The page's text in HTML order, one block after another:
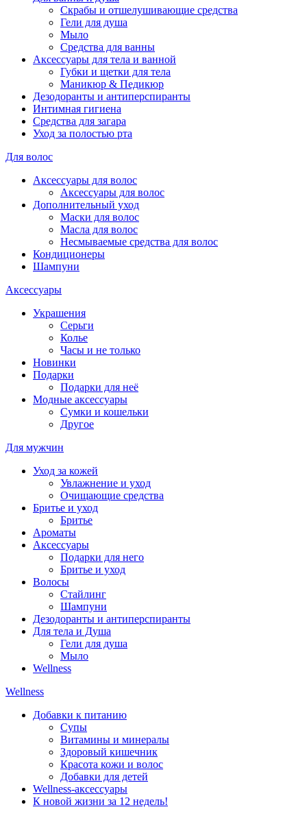
Скрабы и отшелушивающие средства
Гели для душа
Мыло
Средства для ванны
Аксессуары для тела и ванной
Губки и щетки для тела
Маникюр & Педикюр
Дезодоранты и антиперспиранты
Интимная гигиена
Средства для загара
Уход за полостью рта
Для волос
Аксессуары для волос
Аксессуары для волос
Дополнительный уход
Маски для волос
Масла для волос
Несмываемые средства для волос
Кондиционеры
Шампуни
Аксессуары
Украшения
Серьги
Колье
Часы и не только
Новинки
Подарки
Подарки для неё
Модные аксессуары
Сумки и кошельки
Другое
Для мужчин
Уход за кожей
Увлажнение и уход
Очищающие средства
Бритье и уход
Бритье
Ароматы
Аксессуары
Подарки для него
Бритье и уход
Волосы
Стайлинг
Шампуни
Дезодоранты и антиперспиранты
Для тела и Душа
Гели для душа
Мыло
Wellness
Wellness
Добавки к питанию
Супы
Витамины и минералы
Здоровый кишечник
Красота кожи и волос
Добавки для детей
Wellness-аксессуары
К новой жизни за 12 недель!